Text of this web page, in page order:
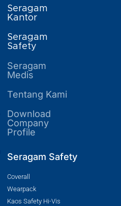
Seragam
Kantor
Seragam
Safety
Seragam
Medis
Tentang Kami
Download
Company
Profile
Seragam Safety
Coverall
Wearpack
Kaos Safety Hi-Vis